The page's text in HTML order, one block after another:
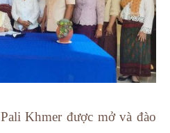
Khmer được mở và đào